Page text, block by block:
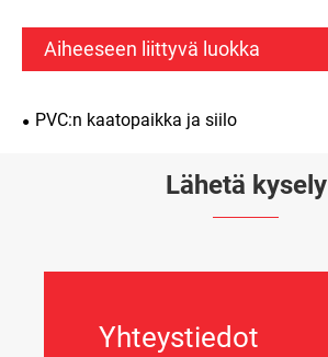
Aiheeseen liittyvä luokka
PVC:n kaatopaikka ja siilo
Lähetä kysely
Yhteystiedot